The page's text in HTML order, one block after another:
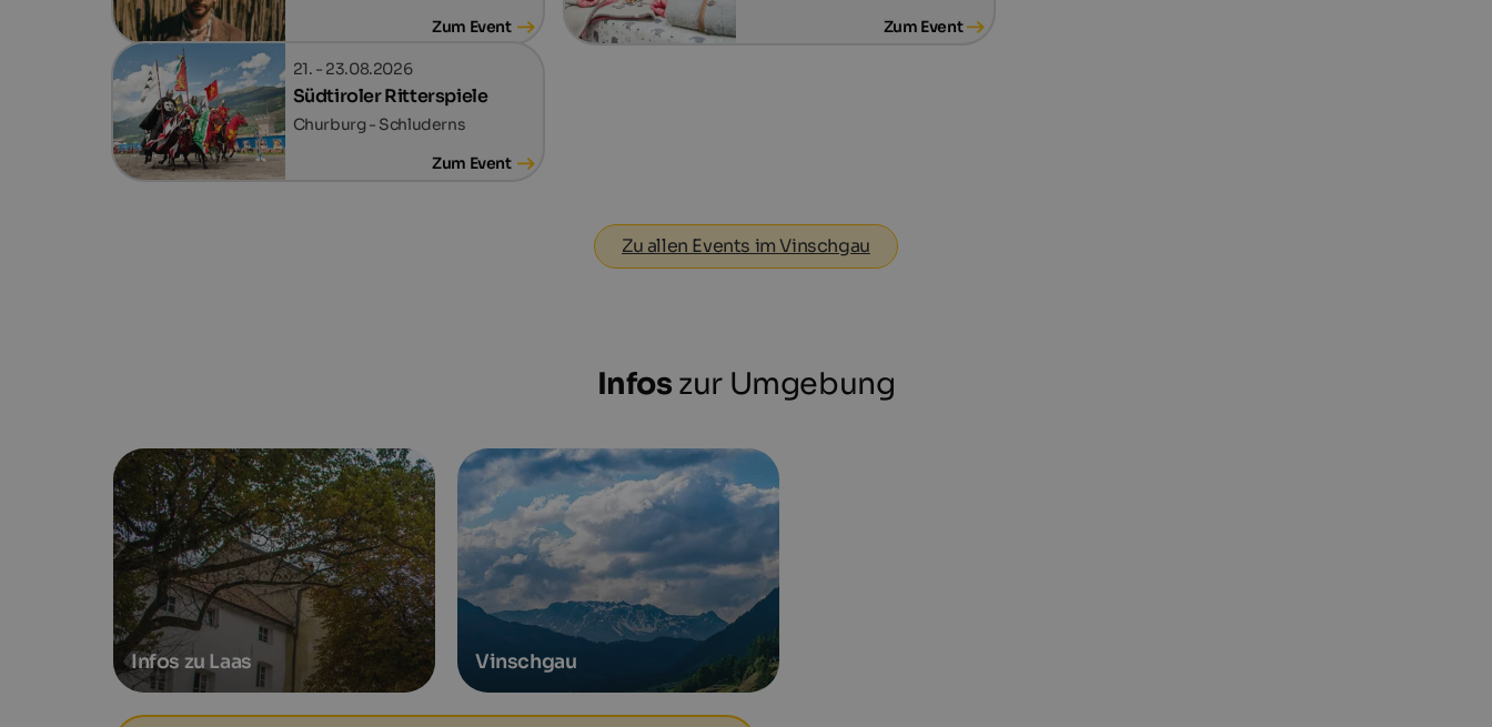
Zum Event
Zum Event
21. - 23.08.2026
Südtiroler Ritterspiele
Churburg - Schluderns
Zum Event
Zu allen Events im Vinschgau
Infos zur Umgebung
Infos zu Laas Vinschgau